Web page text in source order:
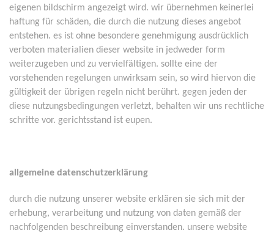
eigenen bildschirm angezeigt wird. wir übernehmen keinerlei
haftung für schäden, die durch die nutzung dieses angebot
entstehen. es ist ohne besondere genehmigung ausdrücklich
verboten materialien dieser website in jedweder form
weiterzugeben und zu vervielfältigen. sollte eine der
vorstehenden regelungen unwirksam sein, so wird hiervon die
gültigkeit der übrigen regeln nicht berührt. gegen jeden der
diese nutzungsbedingungen verletzt, behalten wir uns rechtliche
schritte vor. gerichtsstand ist eupen.
allgemeine datenschutzerklärung
durch die nutzung unserer website erklären sie sich mit der
erhebung, verarbeitung und nutzung von daten gemäß der
nachfolgenden beschreibung einverstanden. unsere website